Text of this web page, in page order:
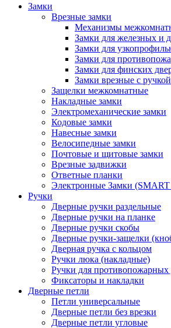
Замки
Врезные замки
Механизмы
Замки для железных и
Замки для
Замки для
Замки для финских
Замки врезные с ручкой
Защелки межкомнатные
Накладные замки
Электромеханические замки
Кодовые замки
Навесные замки
Велосипедные замки
Почтовые и щитовые замки
Врезные задвижки
Ответные планки
Электронные Замки
Ручки
Дверные ручки раздельные
Дверные ручки на планке
Дверные ручки скобы
Дверные ручки-защелки
Дверная ручка с кольцом
Ручки люка (накладные)
Ручки для противопожарных
Фиксаторы и накладки
Дверные петли
Петли универсальные
Дверные петли без врезки
Дверные петли угловые